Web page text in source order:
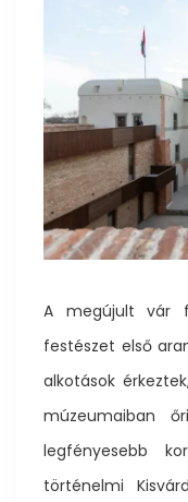
A megújult vár
festészet első
alkotások
múzeumaiban
legfényesebb
történelmi